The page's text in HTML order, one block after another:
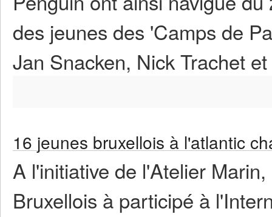
des jeunes des 'Camps de
Jan Snacken, Nick Trachet
16 jeunes bruxellois à l'atlantic
A l'initiative de l'Atelier
Bruxellois à participé à